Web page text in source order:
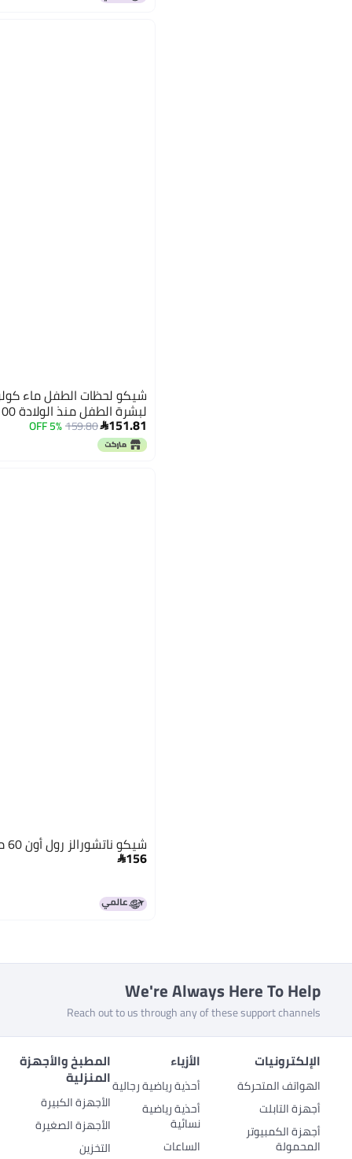
شيكو لحظات الطفل ماء
لبشرة الطفل منذ الولادة 100 مل
151.81
159.80
5% OFF
شيكو ناتشورالز رول أون 60 مل (شهرين فأكثر)
156
We're Always Here To Help
Reach out to us through any of these support channels
الإلكترونيات
الهواتف المتحركة
أجهزة التابلت
أجهزة الكمبيوتر
المحمولة
الأزياء
أحذية رياضية رجالية
أحذية رياضية
نسائية
الساعات
المطبخ والأجهزة
المنزلية
الأجهزة الكبيرة
الأجهزة الصغيرة
التخزين